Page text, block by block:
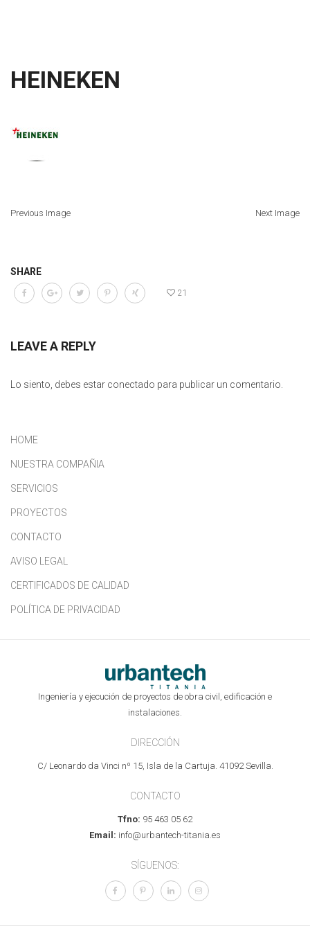
HEINEKEN
Previous Image Next Image
SHARE
21
LEAVE A REPLY
Lo siento, debes estar conectado para publicar un comentario.
HOME
NUESTRA COMPAÑIA
SERVICIOS
PROYECTOS
CONTACTO
AVISO LEGAL
CERTIFICADOS DE CALIDAD
POLÍTICA DE PRIVACIDAD
Ingeniería y ejecución de proyectos de obra civil, edificación e
instalaciones.
DIRECCIÓN
C/ Leonardo da Vinci nº 15, Isla de la Cartuja. 41092 Sevilla.
CONTACTO
Tfno: 95 463 05 62
Email: info@urbantech-titania.es
SÍGUENOS: